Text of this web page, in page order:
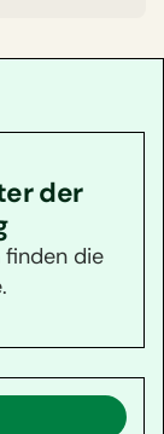
der
finden die